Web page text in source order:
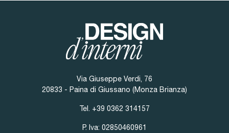
Via Giuseppe Verdi, 76
20833 - Paina di Giussano (Monza Brianza)
Tel. +39 0362 314157
P. Iva: 02850460961